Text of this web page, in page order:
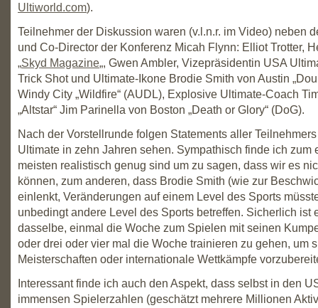
Ultiworld.com).
Teilnehmer der Diskussion waren (v.l.n.r. im Video) neben
und Co-Director der Konferenz Micah Flynn: Elliot Trotter,
„Skyd Magazine„, Gwen Ambler, Vizepräsidentin USA
Trick Shot und Ultimate-Ikone Brodie Smith von Austin
Windy City „Wildfire“ (AUDL), Explosive Ultimate-Coach
„Altstar“ Jim Parinella von Boston „Death or Glory“ (DoG).
Nach der Vorstellrunde folgen Statements aller
Ultimate in zehn Jahren sehen. Sympathisch finde ich zum
meisten realistisch genug sind um zu sagen, dass wir es
können, zum anderen, dass Brodie Smith (wie zur
einlenkt, Veränderungen auf einem Level des Sports
unbedingt andere Level des Sports betreffen. Sicherlich ist
dasselbe, einmal die Woche zum Spielen mit seinen
oder drei oder vier mal die Woche trainieren zu gehen, um
Meisterschaften oder internationale Wettkämpfe
Interessant finde ich auch den Aspekt, dass selbst in den
immensen Spielerzahlen (geschätzt mehrere Millionen